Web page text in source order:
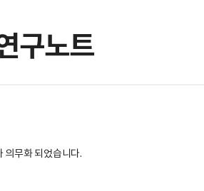
구노트
의무화 되었습니다.